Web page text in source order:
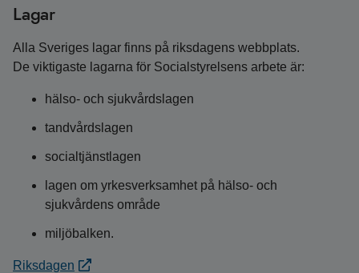
Lagar
Alla Sveriges lagar finns på riksdagens webbplats.
De viktigaste lagarna för Socialstyrelsens arbete är:
hälso- och sjukvårdslagen
tandvårdslagen
socialtjänstlagen
lagen om yrkesverksamhet på hälso- och
sjukvårdens område
miljöbalken.
Riksdagen